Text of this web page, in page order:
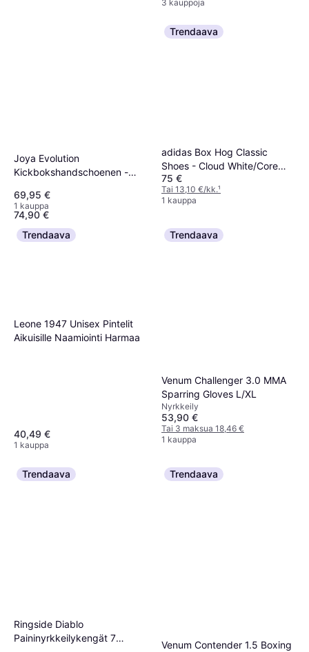
Gymstick Heavy Bag 20kg
Nyrkkeilysäkki 90cm
74,90 €
3 kauppoja
Joya Evolution
Kickbokshandschoenen -
69,95 €
1 kauppa
Trendaava
adidas Box Hog Classic
Shoes - Cloud White/Core
Black
75 €
Tai 13,10 €/kk.¹
1 kauppa
Trendaava
Leone 1947 Unisex Pintelit
Aikuisille Naamiointi Harmaa
40,49 €
1 kauppa
Trendaava
Venum Challenger 3.0 MMA
Sparring Gloves L/XL
Nyrkkeily
53,90 €
Tai 3 maksua 18,46 €
1 kauppa
Trendaava
Ringside Diablo
Paininyrkkeilykengät 7
Trendaava
Venum Contender 1.5 Boxing